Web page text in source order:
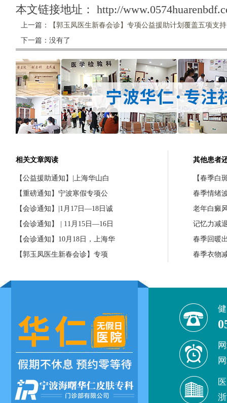
本文链接地址： http://
上一篇：
【郭玉凤医生新春会诊】专项公益援助计划覆盖五项支
下一篇：没有了
相关文章阅读
【公益援助通知】|上海华山白
【重磅通知】宁波寒假专项公
【会诊通知】|1月17日—18日诚
【会诊通知】 | 11月15日—16日
【会诊通知】10月18日，上海华
【郭玉凤医生新春会诊】专项
其他患者
【春季白
春季情绪
老年白癜
记忆力减
春季回暖
春季衣物